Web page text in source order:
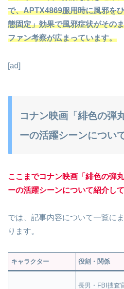
で、APTX4869服用時に風邪を
態固定」効果で風邪症状がその
ファン考察が広まっています。
[ad]
コナン映画「緋色の弾
ーの活躍シーンについ
ここまでコナン映画「緋色の弾
ーの活躍シーンについて紹介して
では、記事内容について一覧に
ります。
キャラクター 役割・関係
長男・FBI捜査